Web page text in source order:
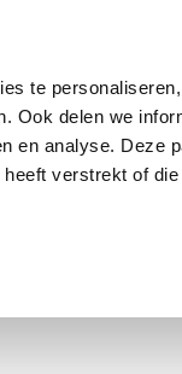
te
Ook delen we
en analyse. Deze
verstrekt of
het?